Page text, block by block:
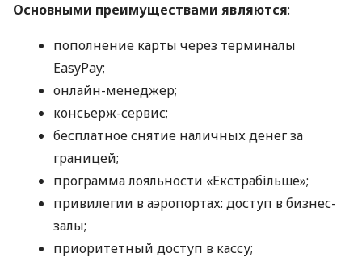
Основными преимуществами являются:
пополнение карты через терминалы
EasyPay;
онлайн-менеджер;
консьерж-сервис;
бесплатное снятие наличных денег за
границей;
программа лояльности «Екстрабільше»;
привилегии в аэропортах: доступ в бизнес-
залы;
приоритетный доступ в кассу;